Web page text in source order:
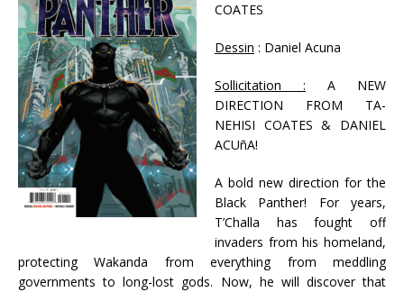
COATES
Dessin : Daniel Acuna
Sollicitation : A NEW
DIRECTION FROM TA-
NEHISI COATES & DANIEL
ACUñA!
A bold new direction for the
Black Panther! For years,
T’Challa has fought off
invaders from his homeland,
protecting Wakanda from everything from meddling
governments to long-lost gods. Now, he will discover that